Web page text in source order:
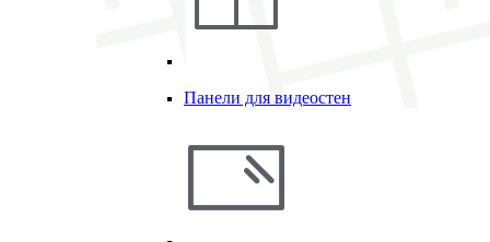
Панели для видеостен